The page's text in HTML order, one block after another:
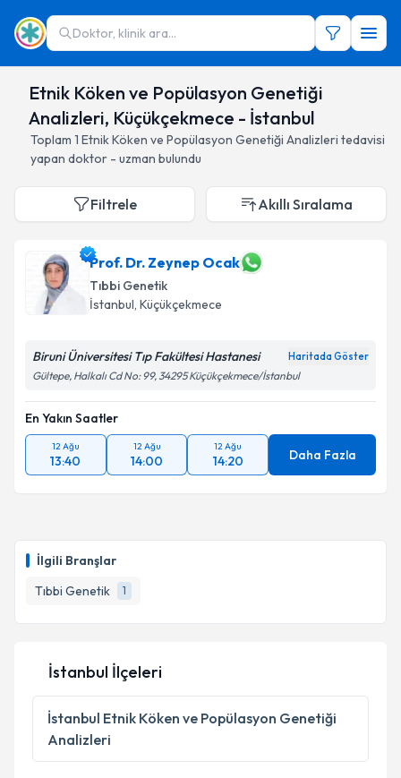
Doktor, klinik ara...
Etnik Köken ve Popülasyon Genetiği
Analizleri, Küçükçekmece - İstanbul
Toplam 1 Etnik Köken ve Popülasyon Genetiği Analizleri tedavisi
yapan doktor - uzman bulundu
İlgili Branşlar
Tıbbi Genetik
1
Filtrele Akıllı Sıralama
Prof. Dr. Zeynep Ocak
Tıbbi Genetik
İstanbul, Küçükçekmece
Biruni Üniversitesi Tıp Fakültesi Hastanesi Haritada Göster
Gültepe, Halkalı Cd No: 99, 34295 Küçükçekmece/İstanbul
En Yakın Saatler
12 Ağu
13:40
12 Ağu
14:00
12 Ağu
14:20 Daha Fazla
İstanbul İlçeleri
İstanbul Etnik Köken ve Popülasyon Genetiği
Analizleri